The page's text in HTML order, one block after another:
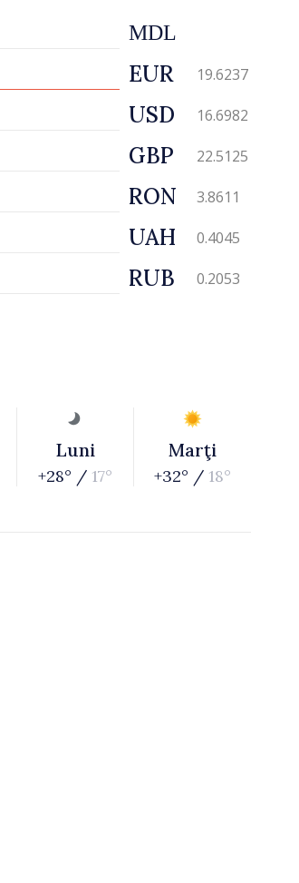
MDL
EUR 19.6237
USD 16.6982
GBP 22.5125
RON 3.8611
UAH 0.4045
RUB 0.2053
Luni
+28° / 17°
Marţi
+32° / 18°